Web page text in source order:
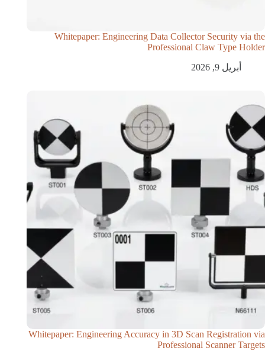
Whitepaper: Engineering Data Collector Security via the
Professional Claw Type Holder
أبريل 9, 2026
Whitepaper: Engineering Accuracy in 3D Scan Registration via
Professional Scanner Targets